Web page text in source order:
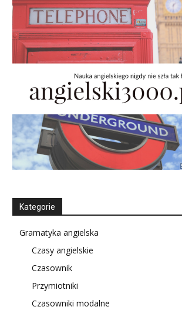
Kategorie
Gramatyka angielska
Czasy angielskie
Czasownik
Przymiotniki
Czasowniki modalne